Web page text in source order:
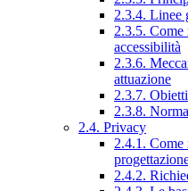
2.3.4. Linee
2.3.5. Come
accessibilità
2.3.6.
attuazione
2.3.7.
2.3.8.
2.4. Privacy
2.4.1. Come
2.4.2.